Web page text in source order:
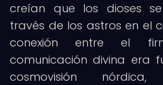
creían que los dioses
través de los astros en el
conexión entre el
comunicación divina era
cosmovisión